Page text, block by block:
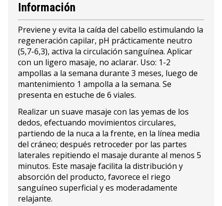
Información
Previene y evita la caída del cabello estimulando la
regeneración capilar, pH prácticamente neutro
(5,7-6,3), activa la circulación sanguínea. Aplicar
con un ligero masaje, no aclarar. Uso: 1-2
ampollas a la semana durante 3 meses, luego de
mantenimiento 1 ampolla a la semana. Se
presenta en estuche de 6 viales.
Realizar un suave masaje con las yemas de los
dedos, efectuando movimientos circulares,
partiendo de la nuca a la frente, en la línea media
del cráneo; después retroceder por las partes
laterales repitiendo el masaje durante al menos 5
minutos. Este masaje facilita la distribución y
absorción del producto, favorece el riego
sanguíneo superficial y es moderadamente
relajante.